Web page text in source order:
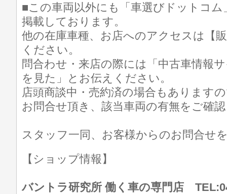
■この車両以外にも「車選びドットコ
掲載しております。
他の在庫車種、お店へのアクセスは【
ください。
問合わせ・来店の際には「中古車情報
を見た」とお伝えください。
店頭商談中・売約済の場合もあります
お問合せ頂き、該当車両の有無をご確
スタッフ一同、お客様からのお問合せ
【ショップ情報】
バントラ研究所 働く車の専門店